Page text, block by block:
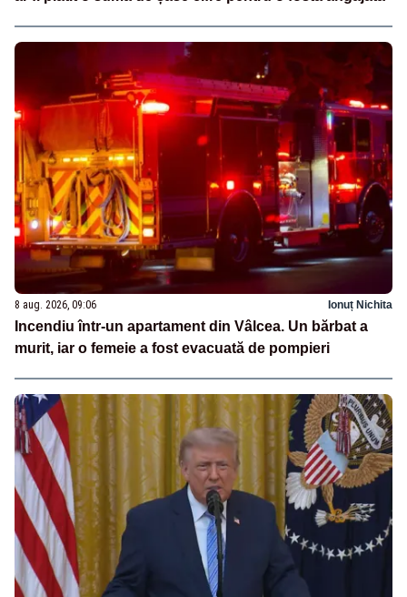
8 aug. 2026, 09:06 Ionuț Nichita
Incendiu într-un apartament din Vâlcea. Un bărbat a
murit, iar o femeie a fost evacuată de pompieri